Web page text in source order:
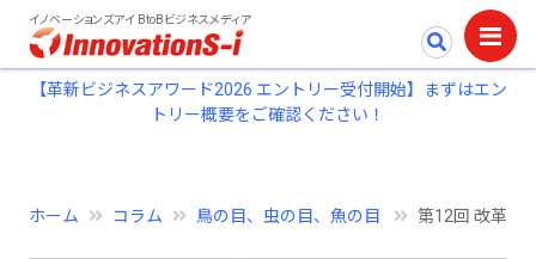
イノベーションズアイ BtoBビジネスメディア
【革新ビジネスアワード2026 エントリー受付開始】まずはエン
トリー概要をご確認ください！
ホーム コラム 鳥の目、虫の目、魚の目 第12回 改革に